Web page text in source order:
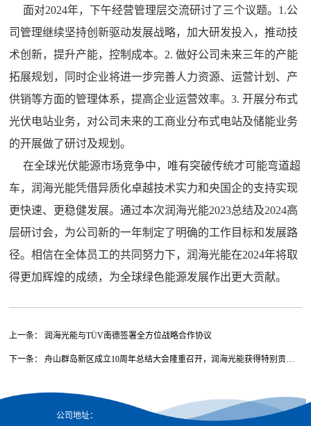
面对2024年，下午经营管理层交流研讨了三个议题。1.公
司管理继续坚持创新驱动发展战略，加大研发投入，推动技
术创新，提升产能，控制成本。2. 做好公司未来三年的产能
拓展规划，同时企业将进一步完善人力资源、运营计划、产
供销等方面的管理体系，提高企业运营效率。3. 开展分布式
光伏电站业务，对公司未来的工商业分布式电站及储能业务
的开展做了研讨及规划。
在全球光伏能源市场竞争中，唯有突破传统才可能弯道超
车，润海光能凭借异质化卓越技术实力和央国企的支持实现
更快速、更稳健发展。通过本次润海光能2023总结及2024高
层研讨会，为公司新的一年制定了明确的工作目标和发展路
径。相信在全体员工的共同努力下，润海光能在2024年将取
得更加辉煌的成绩，为全球绿色能源发展作出更大贡献。
上一条： 润海光能与TÜV南德签署全方位战略合作协议
下一条： 舟山群岛新区成立10周年总结大会隆重召开，润海光能获得特别贡献
公司地址：